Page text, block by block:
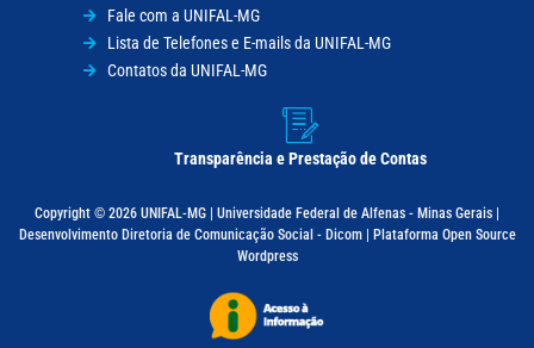
Fale com a UNIFAL-MG
Lista de Telefones e E-mails da UNIFAL-MG
Contatos da UNIFAL-MG
Transparência e Prestação de Contas
Copyright © 2026 UNIFAL-MG | Universidade Federal de Alfenas - Minas Gerais |
Desenvolvimento Diretoria de Comunicação Social - Dicom | Plataforma Open Source
Wordpress